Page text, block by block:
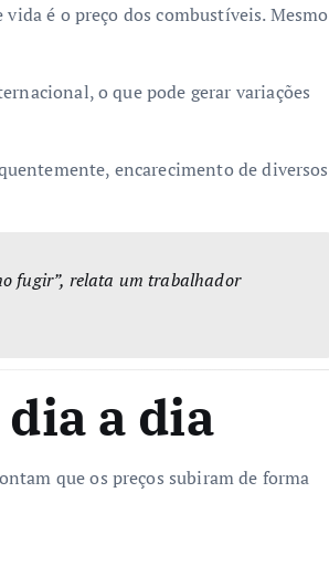
é o preço dos combustíveis. Mesmo
o que pode gerar variações
encarecimento de diversos
fugir”, relata um trabalhador
a dia
que os preços subiram de forma